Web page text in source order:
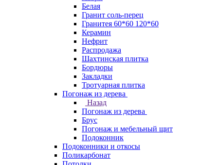
Белая
Гранит соль-перец
Гранитея 60*60 120*60
Керамин
Нефрит
Распродажа
Шахтинская плитка
Бордюры
Закладки
Тротуарная плитка
Погонаж из дерева
Назад
Погонаж из дерева
Брус
Погонаж и мебельный щит
Подоконник
Подоконники и откосы
Поликарбонат